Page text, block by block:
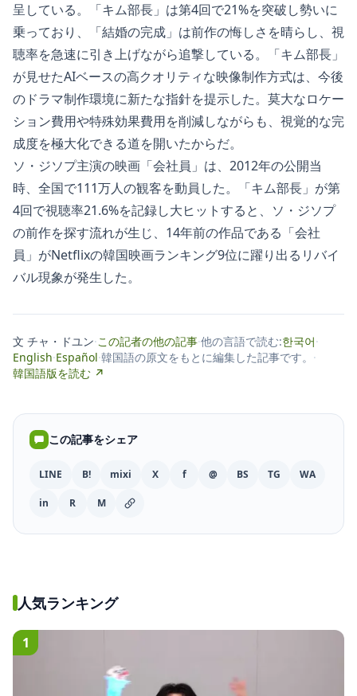
呈している。「キム部長」は第4回で21%を突破し勢いに
乗っており、「結婚の完成」は前作の悔しさを晴らし、視
聴率を急速に引き上げながら追撃している。「キム部長」
が見せたAIベースの高クオリティな映像制作方式は、今後
のドラマ制作環境に新たな指針を提示した。莫大なロケー
ション費用や特殊効果費用を削減しながらも、視覚的な完
成度を極大化できる道を開いたからだ。
ソ・ジソプ主演の映画「会社員」は、2012年の公開当
時、全国で111万人の観客を動員した。「キム部長」が第
4回で視聴率21.6%を記録し大ヒットすると、ソ・ジソプ
の前作を探す流れが生じ、14年前の作品である「会社
員」がNetflixの韓国映画ランキング9位に躍り出るリバイ
バル現象が発生した。
文 チャ・ドユン·この記者の他の記事·他の言語で読む:한국어·
English·Español·韓国語の原文をもとに編集した記事です。 ·
韓国語版を読む ↗
この記事をシェア
LINE B! mixi X f @ BS TG WA
in R M
人気ランキング
1